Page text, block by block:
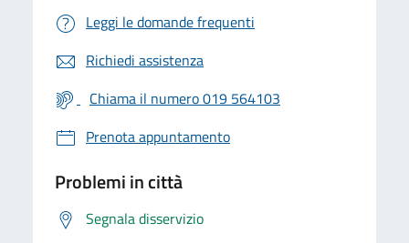
Leggi le domande frequenti
Richiedi assistenza
Chiama il numero 019 564103
Prenota appuntamento
Problemi in città
Segnala disservizio